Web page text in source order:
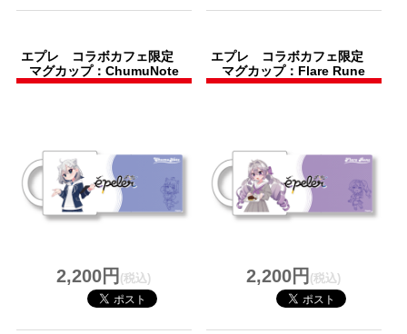
エプレ コラボカフェ限定
マグカップ：ChumuNote
2,200円 (税込)
エプレ コラボカフェ限定
マグカップ：Flare Rune
2,200円 (税込)